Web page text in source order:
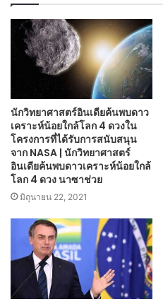
นักวิทยาศาสตร์อินเดียค้นพบดาว
เคราะห์น้อยใกล้โลก 4 ดวงใน
โครงการที่ได้รับการสนับสนุน
จาก NASA | นักวิทยาศาสตร์
อินเดียค้นพบดาวเคราะห์น้อยใกล้
โลก 4 ดวง นาซาช่วย
มิถุนายน 22, 2021